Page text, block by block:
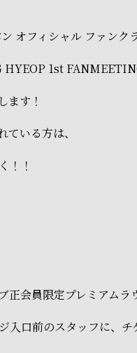
オフィシャル ファンク
HYEOP 1st
ます！
いる方は、
！！
正会員限定プレミアムラ
口前のスタッフに、チ